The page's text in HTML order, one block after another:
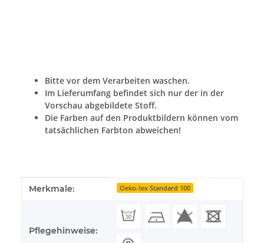
Bitte vor dem Verarbeiten waschen.
Im Lieferumfang befindet sich nur der in der
Vorschau abgebildete Stoff.
Die Farben auf den Produktbildern können vom
tatsächlichen Farbton abweichen!
Produkteigenschaft
Wert
Merkmale: Oeko-tex Standard 100
Pflegehinweise: